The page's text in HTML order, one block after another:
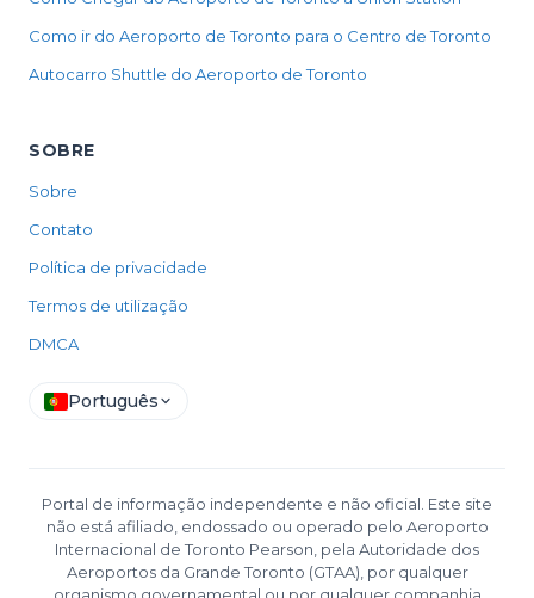
Como ir do Aeroporto de Toronto para o Centro de Toronto
Autocarro Shuttle do Aeroporto de Toronto
SOBRE
Sobre
Contato
Política de privacidade
Termos de utilização
DMCA
Português
Portal de informação independente e não oficial. Este site
não está afiliado, endossado ou operado pelo Aeroporto
Internacional de Toronto Pearson, pela Autoridade dos
Aeroportos da Grande Toronto (GTAA), por qualquer